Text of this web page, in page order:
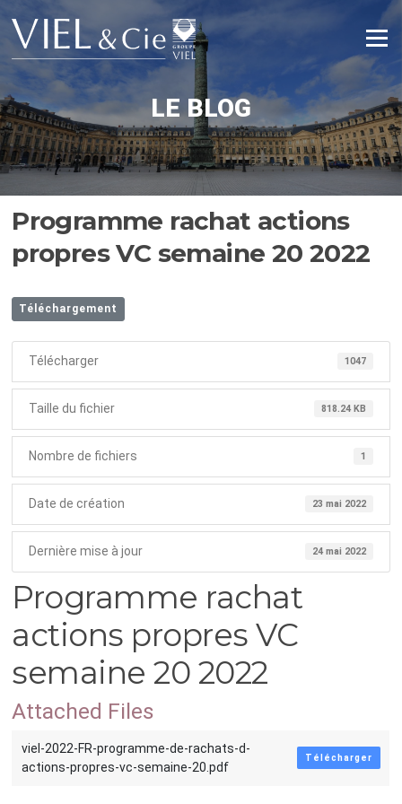
contenu
Menu
LE BLOG
Programme rachat actions
propres VC semaine 20 2022
Téléchargement
Télécharger 1047
Taille du fichier 818.24 KB
Nombre de fichiers 1
Date de création 23 mai 2022
Dernière mise à jour 24 mai 2022
Programme rachat
actions propres VC
semaine 20 2022
Attached Files
viel-2022-FR-programme-de-rachats-d-
actions-propres-vc-semaine-20.pdf
Télécharger